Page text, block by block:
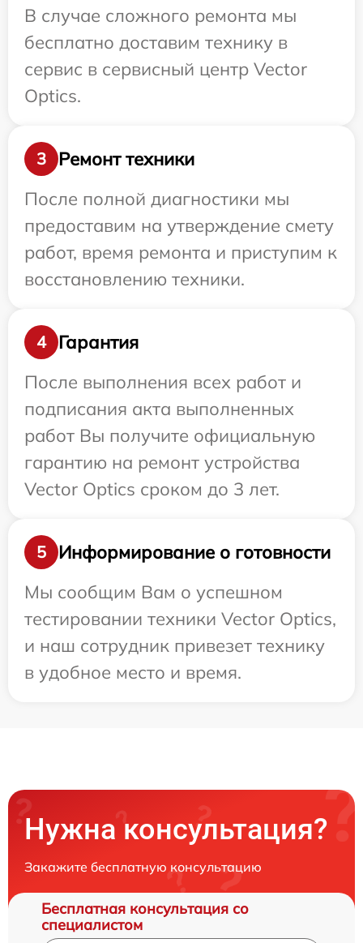
В случае сложного ремонта мы
бесплатно доставим технику в
сервис в сервисный центр Vector
Optics.
3
Ремонт техники
После полной диагностики мы
предоставим на утверждение смету
работ, время ремонта и приступим к
восстановлению техники.
4
Гарантия
После выполнения всех работ и
подписания акта выполненных
работ Вы получите официальную
гарантию на ремонт устройства
Vector Optics сроком до 3 лет.
5
Информирование о готовности
Мы сообщим Вам о успешном
тестировании техники Vector Optics,
и наш сотрудник привезет технику
в удобное место и время.
Нужна консультация?
Закажите бесплатную консультацию
Бесплатная консультация со
специалистом